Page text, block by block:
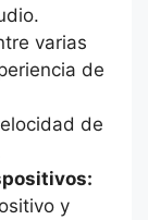
varias
de
de
y